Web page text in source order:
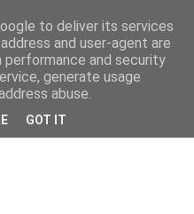
to deliver its services
and user-agent are
performance and security
generate usage
abuse.
GOT IT